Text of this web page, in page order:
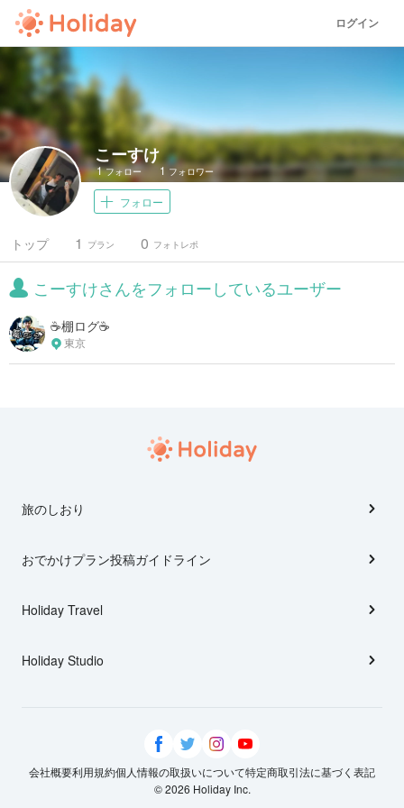
ログイン
こーすけ
1フォロー 1 フォロワー
フォロー
トップ プラン
1 フォトレポ
0
こーすけさんをフォローしているユーザー
☕️棚ログ☕️
東京
旅のしおり
おでかけプラン投稿ガイドライン
Holiday Travel
Holiday Studio
会社概要利用規約個人情報の取扱いについて特定商取引法に基づく表記
© 2026 Holiday Inc.